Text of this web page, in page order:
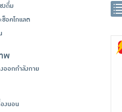
งดื่ม
ช็อคโกแลต
พ
ออกกำลังกาย
งนอน